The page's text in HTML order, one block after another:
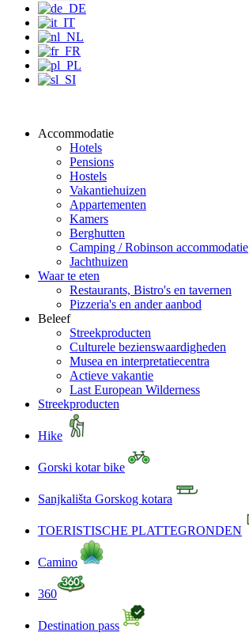
Accommodatie
Hotels
Pensions
Hostels
Vakantiehuizen
Appartementen
Kamers
Berghutten
Camping / Robinson accommodatie
Jachthuizen
Waar te eten
Restaurants, Bistro's en tavernen
Pizzeria's en ander aanbod
Beleef
Streekproducten
Culturele bezienswaardigheden
Musea en interpretatiecentra
Actieve vakantie
Last European Wilderness
Streekproducten
Hike
Gorski kotar bike
Sanjkališta Gorskog kotara
TOERISTISCHE PLATTEGRONDEN
Camino
360
Destination pass